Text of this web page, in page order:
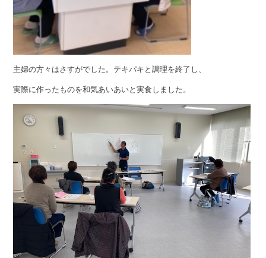
主婦の方々はさすがでした。テキパキと調理を終了し、
実際に作ったものを和気あいあいと実食しました。